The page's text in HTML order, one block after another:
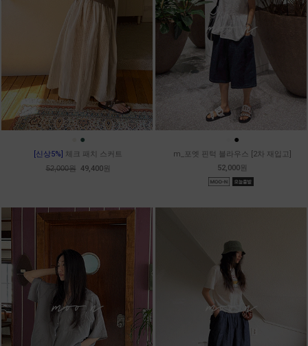
●
[신상5%] 체크 패치 스커트
52,000원 49,400원
●
m_포엣 핀턱 블라우스 [2차 재입고]
52,000원